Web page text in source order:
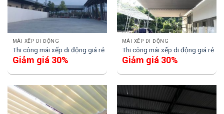
MÁI XẾP DI ĐỘNG
Thi công mái xếp di động giá rẻ
Giảm giá 30%
MÁI XẾP DI ĐỘNG
Thi công mái xếp di động giá rẻ
Giảm giá 30%